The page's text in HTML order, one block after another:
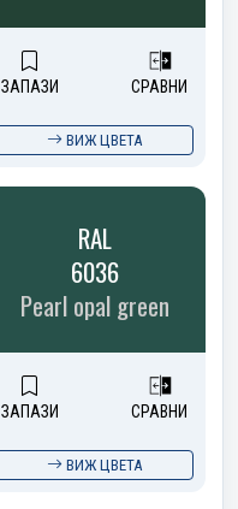
ЗАПАЗИ СРАВНИ
ВИЖ ЦВЕТА
RAL
6036
Pearl opal green
ЗАПАЗИ СРАВНИ
ВИЖ ЦВЕТА